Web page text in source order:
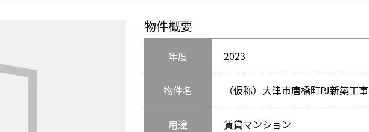
物件概要
年度 2023
物件名 （仮称）大津市唐橋町PJ新築工事
用途 賃貸マンション